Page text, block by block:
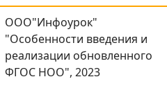
ООО"Инфоурок"
"Особенности введения и
реализации обновленного
ФГОС НОО", 2023